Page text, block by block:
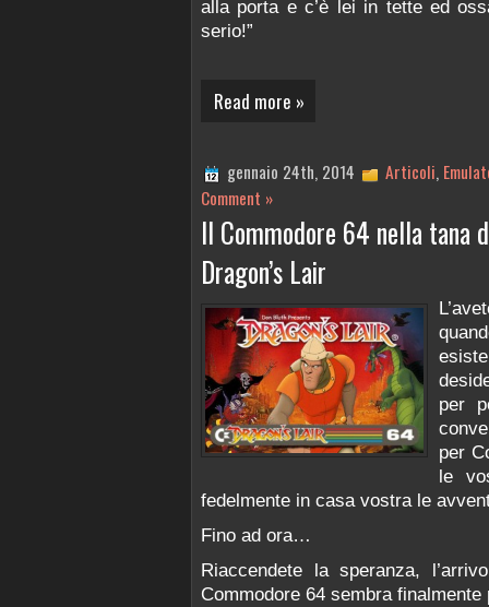
alla porta e c’è lei in tette ed
serio!”
Read more »
gennaio 24th, 2014 Articoli,
Comment »
Il Commodore 64 nella tana
Dragon’s Lair
per
per
le
fedelmente in casa vostra le
Fino ad ora…
Riaccendete la speranza,
Commodore 64 sembra finalmente